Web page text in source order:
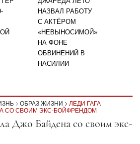
НАЗВАЛ РАБОТУ
С АКТЁРОМ
«НЕВЫНОСИМОЙ»
НА ФОНЕ
ОБВИНЕНИЙ В
НАСИЛИИ
ОБРАЗ ЖИЗНИ
ЛЕДИ ГАГА
СО СВОИМ ЭКС-БОЙФРЕНДОМ
Джо Байдена со своим экс-